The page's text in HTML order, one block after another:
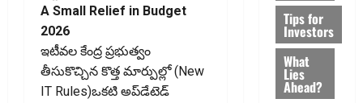
A Small Relief in Budget
2026
ఇటీవల కేంద్ర ప్రభుత్వం
తీసుకొచ్చిన కొత్త మార్పుల్లో (New
IT Rules)ఒకటి అప్‌డేటెడ్
Tips for
Investors
What
Lies
Ahead?